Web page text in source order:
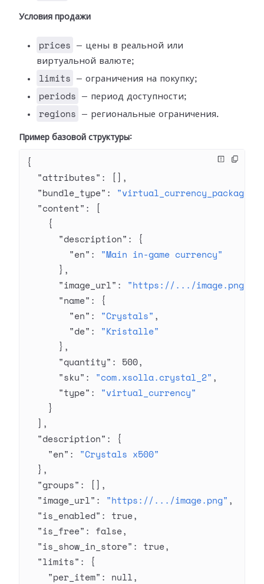
Условия продажи
prices
— цены в реальной или
виртуальной валюте;
limits — ограничения на покупку;
periods — период доступности;
regions — региональные ограничения.
Пример базовой структуры:
{
  "attributes"
: [],
  "bundle_type"
: "virtual_currency_package"
  "content"
: [
    {
      "description"
: {
        "en"
: "Main in-game currency"
      },
      "image_url"
: "https://.../image.png"
      "name"
: {
        "en"
: "Crystals" ,
        "de"
: "Kristalle"
      },
      "quantity"
: 500,
      "sku"
: "com.xsolla.crystal_2" ,
      "type"
: "virtual_currency"
    }
  ],
  "description"
: {
    "en"
: "Crystals x500"
  },
  "groups"
: [],
  "image_url"
: "https://.../image.png" ,
  "is_enabled"
: true,
  "is_free"
: false,
  "is_show_in_store"
: true,
  "limits"
: {
    "per_item"
: null,